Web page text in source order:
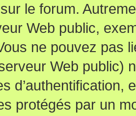
le forum.
Web public,
ne pouvez pas
Web public)
d’authentification,
protégés par un